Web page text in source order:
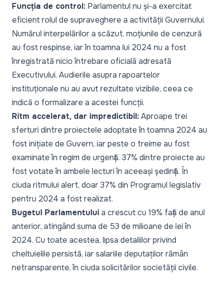
Funcția de control: Parlamentul nu și-a exercitat
eficient rolul de supraveghere a activității Guvernului.
Numărul interpelărilor a scăzut, moțiunile de cenzură
au fost respinse, iar în toamna lui 2024 nu a fost
înregistrată nicio întrebare oficială adresată
Executivului. Audierile asupra rapoartelor
instituționale nu au avut rezultate vizibile, ceea ce
indică o formalizare a acestei funcții.
Ritm accelerat, dar impredictibil:Aproape trei
sferturi dintre proiectele adoptate în toamna 2024 au
fost inițiate de Guvern, iar peste o treime au fost
examinate în regim de urgență. 37% dintre proiecte au
fost votate în ambele lecturi în aceeași ședință. În
ciuda ritmului alert, doar 37% din Programul legislativ
pentru 2024 a fost realizat.
Bugetul Parlamentuluia crescut cu 19% față de anul
anterior, atingând suma de 53 de milioane de lei în
2024. Cu toate acestea, lipsa detaliilor privind
cheltuielile persistă, iar salariile deputaților rămân
netransparente, în ciuda solicitărilor societății civile.